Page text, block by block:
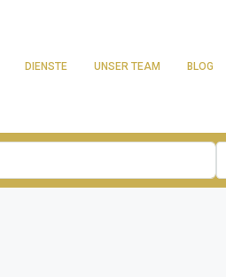
DIENSTE UNSER TEAM BLOG